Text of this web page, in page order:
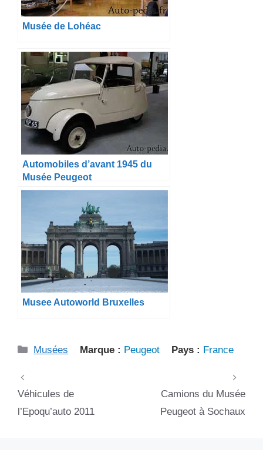
Musée de Lohéac
Automobiles d’avant 1945 du
Musée Peugeot
Musee Autoworld Bruxelles
Catégories
Musées Marque : Peugeot Pays : France
Véhicules de
l’Epoqu’auto 2011
Camions du Musée
Peugeot à Sochaux